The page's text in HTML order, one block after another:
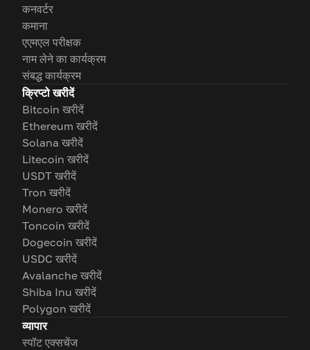
कनवर्टर
कमाना
एएमएल परीक्षक
नाम लेने का कार्यक्रम
संबद्ध कार्यक्रम
क्रिप्टो खरीदें
Bitcoin खरीदें
Ethereum खरीदें
Solana खरीदें
Litecoin खरीदें
USDT खरीदें
Tron खरीदें
Monero खरीदें
Toncoin खरीदें
Dogecoin खरीदें
USDC खरीदें
Avalanche खरीदें
Shiba Inu खरीदें
Polygon खरीदें
व्यापार
स्पॉट एक्सचेंज